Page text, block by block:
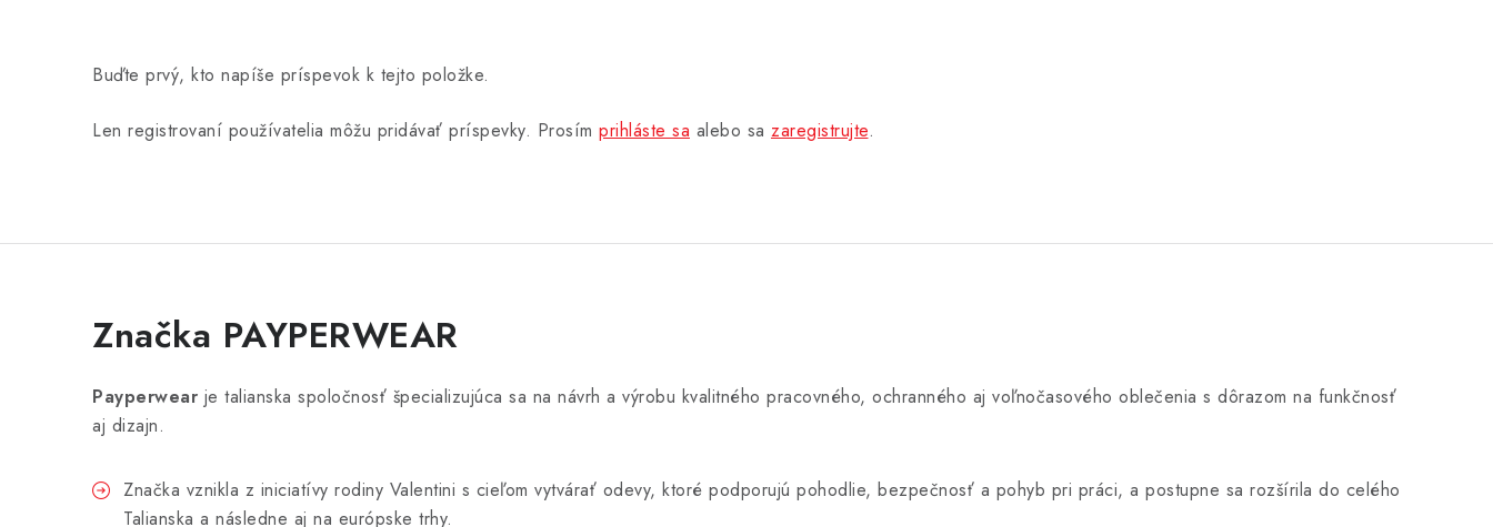
Buďte prvý, kto napíše príspevok k tejto položke.
Len registrovaní používatelia môžu pridávať príspevky. Prosím prihláste sa alebo sa zaregistrujte.
Značka PAYPERWEAR
Payperwear je talianska spoločnosť špecializujúca sa na návrh a výrobu kvalitného pracovného, ochranného aj voľnočasového oblečenia s dôrazom na funkčnosť
aj dizajn.
Značka vznikla z iniciatívy rodiny Valentini s cieľom vytvárať odevy, ktoré podporujú pohodlie, bezpečnosť a pohyb pri práci, a postupne sa rozšírila do celého
Talianska a následne aj na európske trhy.